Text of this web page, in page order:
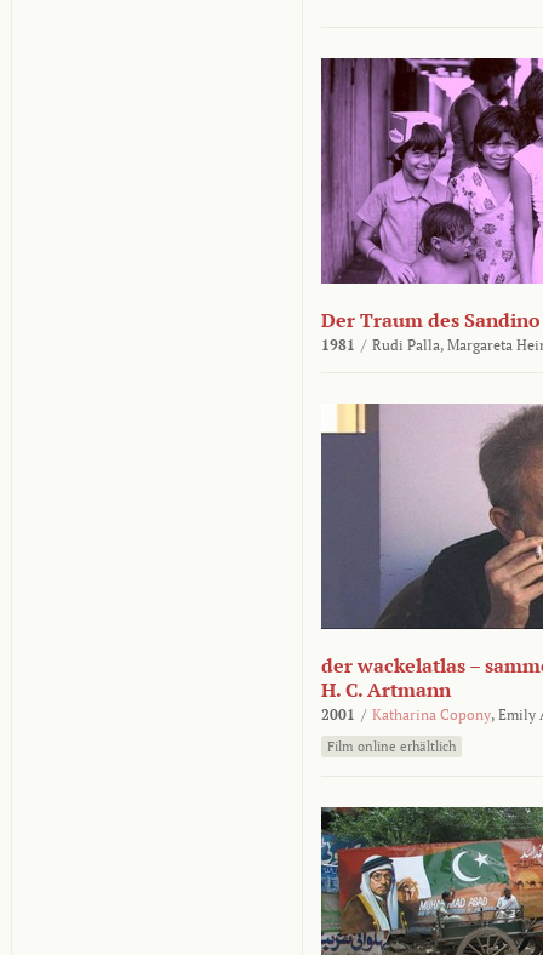
Der Traum des Sandino
1981 / Rudi Palla, Margareta
der wackelatlas –
H. C. Artmann
2001 / Katharina Copony, Emily
Film online erhältlich